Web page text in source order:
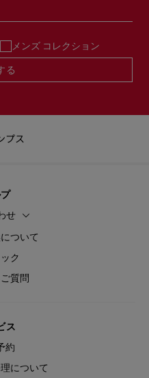
メンズ コレクション
る
プス
せ
ついて
ク
質問
ス
約
について